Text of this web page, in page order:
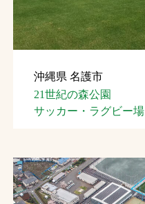
沖縄県 名護市
21世紀の森公園
サッカー・ラグビー場